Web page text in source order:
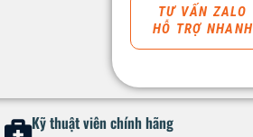
TƯ VẤN ZALO
HỖ TRỢ NHANH
Kỹ thuật viên chính hãng